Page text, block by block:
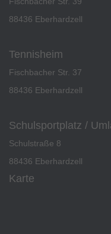
88436 Eberhardzell
Tennisheim
Fischbacher Str. 37
88436 Eberhardzell
Schulsportplatz /
Schulstraße 8
88436 Eberhardzell
Karte